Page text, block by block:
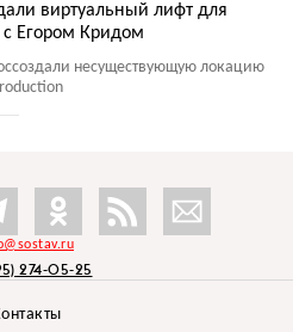
виртуальный лифт для
с Егором Кридом
несуществующую локацию
274-05-25